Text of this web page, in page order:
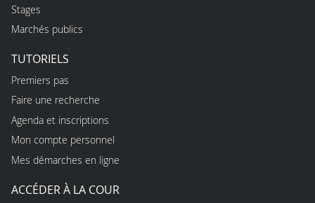
Stages
Marchés publics
TUTORIELS
Premiers pas
Faire une recherche
Agenda et inscriptions
Mon compte personnel
Mes démarches en ligne
ACCÉDER À LA COUR